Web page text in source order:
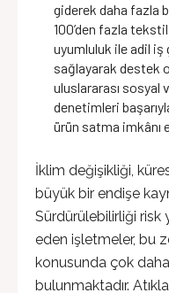
giderek daha fazla
100’den fazla
uyumluluk ile adil iş
sağlayarak destek
uluslararası sosyal
denetimleri
ürün satma imkânı
İklim değişikliği,
büyük bir endişe
Sürdürülebilirliği
eden işletmeler, bu
konusunda çok
bulunmaktadır.